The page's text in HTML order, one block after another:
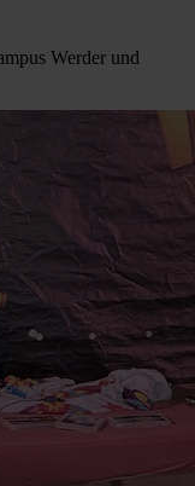
Werder und